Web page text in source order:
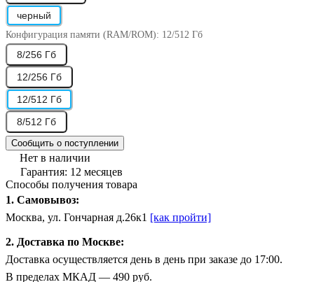
черный
Конфигурация памяти (RAM/ROM): 12/512 Гб
8/256 Гб
12/256 Гб
12/512 Гб
8/512 Гб
Сообщить о поступлении
Нет в наличии
Гарантия: 12 месяцев
Способы получения товара
1. Самовывоз:
Москва, ул. Гончарная д.26к1 [как пройти]
2. Доставка по Москве:
Доставка осуществляется день в день при заказе до 17:00.
В пределах МКАД — 490 руб.